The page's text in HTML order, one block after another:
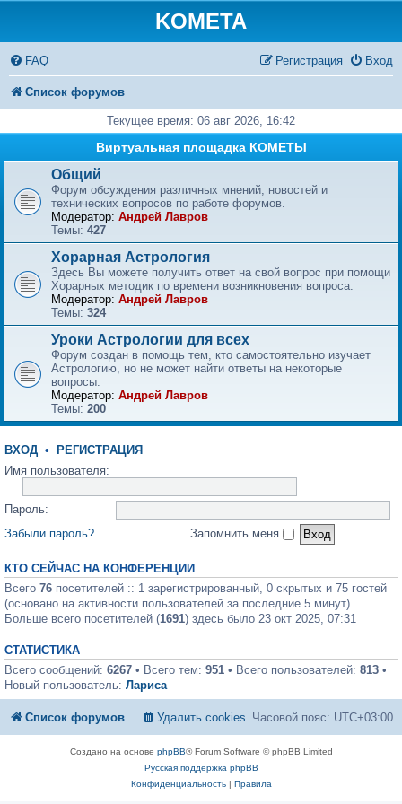
KOMETA
FAQ Вход
Регистрация
Список форумов
Текущее время: 06 авг 2026, 16:42
Виртуальная площадка КОМЕТЫ
Общий
Форум обсуждения различных мнений, новостей и
технических вопросов по работе форумов.
Модератор: Андрей Лавров
Темы: 427
Хорарная Астрология
Здесь Вы можете получить ответ на свой вопрос при помощи
Хорарных методик по времени возникновения вопроса.
Модератор: Андрей Лавров
Темы: 324
Уроки Астрологии для всех
Форум создан в помощь тем, кто самостоятельно изучает
Астрологию, но не может найти ответы на некоторые
вопросы.
Модератор: Андрей Лавров
Темы: 200
ВХОД • РЕГИСТРАЦИЯ
Имя пользователя:
Пароль:
Забыли пароль?
Запомнить меня
КТО СЕЙЧАС НА КОНФЕРЕНЦИИ
Всего 76 посетителей :: 1 зарегистрированный, 0 скрытых и 75 гостей
(основано на активности пользователей за последние 5 минут)
Больше всего посетителей (1691) здесь было 23 окт 2025, 07:31
СТАТИСТИКА
Всего сообщений: 6267 • Всего тем: 951 • Всего пользователей: 813 •
Новый пользователь: Лариса
Список форумов Часовой пояс: UTC+03:00
Удалить cookies
Создано на основе phpBB® Forum Software © phpBB Limited
Русская поддержка phpBB
Конфиденциальность| Правила